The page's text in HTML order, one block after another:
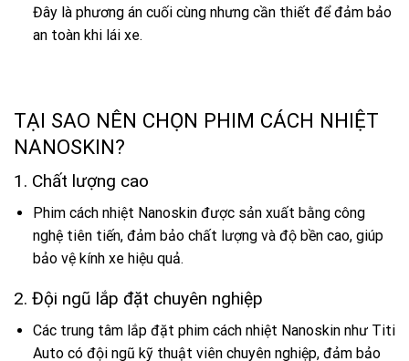
Đây là phương án cuối cùng nhưng cần thiết để đảm bảo
an toàn khi lái xe.
TẠI SAO NÊN CHỌN PHIM CÁCH NHIỆT
NANOSKIN?
1. Chất lượng cao
Phim cách nhiệt Nanoskin được sản xuất bằng công
nghệ tiên tiến, đảm bảo chất lượng và độ bền cao, giúp
bảo vệ kính xe hiệu quả.
2. Đội ngũ lắp đặt chuyên nghiệp
Các trung tâm lắp đặt phim cách nhiệt Nanoskin như Titi
Auto có đội ngũ kỹ thuật viên chuyên nghiệp, đảm bảo